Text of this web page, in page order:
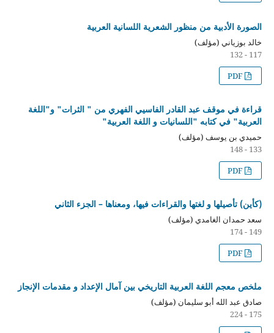
الصورة الأدبية من منظور الشعرية اللسانية العربية
خالد بوزياني (مؤلف)
117 - 132
قراءة في موقف عبد القادر الفاسيي الفهري من " الثرات" و"اللغة
العربية" في كتابه "اللسانيات و اللغة العربية"
حميدي بن يوسف (مؤلف)
133 - 148
(كأين) تأصيلها و لغتها والقراءات فيها، ومعناها – الجزء الثاني
سعد حمدان الغامدي (مؤلف)
149 - 174
ملخص معجم اللغة العربية التاريخي بين آمال الإعداد و مقدمات الإنجاز
صادق عبد الله أبو سليمان (مؤلف)
175 - 224